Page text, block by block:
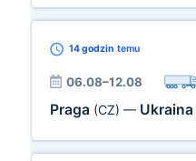
14 godzin temu
06.08–12.08
Praga (CZ) — Ukraina